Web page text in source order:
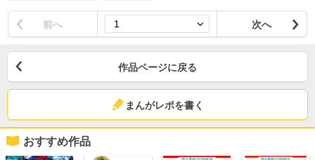
前へ 次へ
作品ページに戻る
まんがレポを書く
おすすめ作品